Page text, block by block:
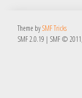
Theme bySMF Tricks
SMF 2.0.19 | SMF © 2011